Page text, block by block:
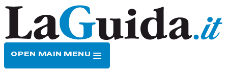
OPEN MAIN MENU